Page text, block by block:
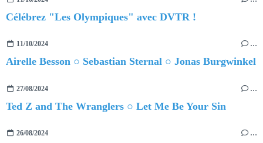
Célébrez "Les Olympiques" avec DVTR !
11/10/2024 …
Airelle Besson ○ Sebastian Sternal ○ Jonas Burgwinkel
27/08/2024 …
Ted Z and The Wranglers ○ Let Me Be Your Sin
26/08/2024 …